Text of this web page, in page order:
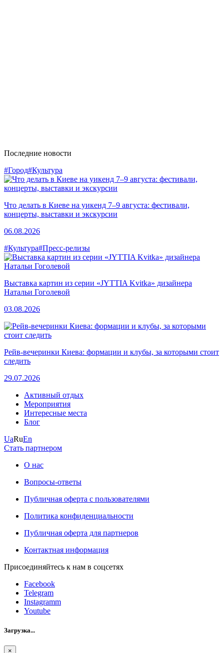
Последние новости
#Город#Культура
Что делать в Киеве на уикенд 7–9 августа: фестивали,
концерты, выставки и экскурсии
06.08.2026
#Культура#Пресс-релизы
Выставка картин из серии «JYTTIA Kvitka» дизайнера
Натальи Гоголевой
03.08.2026
Рейв-вечеринки Киева: формации и клубы, за которыми стоит
следить
29.07.2026
Активный отдых
Мероприятия
Интересные места
Блог
UaRuEn
Стать партнером
О нас
Вопросы-ответы
Публичная оферта с пользователями
Политика конфиденциальности
Публичная оферта для партнеров
Контактная информация
Присоединяйтесь к нам в соцсетях
Facebook
Telegram
Instagramm
Youtube
Загрузка...
×